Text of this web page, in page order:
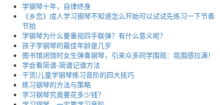
学钢琴十年，自律终身
《乡恋》成人学习钢琴不知道怎么开始可以试试先练习一下节奏
节拍
学钢琴为什么要重视四手联弹？有什么意义呢？
孩子学钢琴的最佳年龄是几岁
图书馆闭馆时女生弹奏钢琴，引来众多同学围观：氛围感拉满！
学会看简谱-简谱记谱方法
干货|儿童学钢琴练习音阶的四大技巧
练习钢琴的方法与策略
学习钢琴究竟要花多少钱？